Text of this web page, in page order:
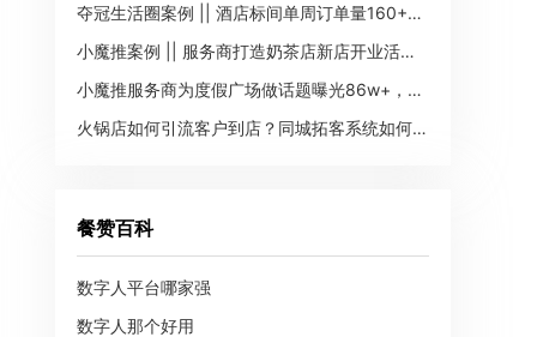
夺冠生活圈案例 || 酒店标间单周订单量160+，GMV3.4w+
小魔推案例 || 服务商打造奶茶店新店开业活动，转化团购400+单
小魔推服务商为度假广场做话题曝光86w+，团购转化200+单
火锅店如何引流客户到店？同城拓客系统如何做到的？
餐赞百科
数字人平台哪家强
数字人那个好用